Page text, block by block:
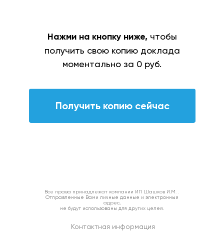
Нажми на кнопку ниже, чтобы
получить свою копию доклада
моментально за 0 руб.
Получить копию сейчас
Все права принадлежат компании ИП Шашков И.М. .
Отправленные Вами личные данные и электронный
адрес,
не будут использованы для других целей.
Контактная информация